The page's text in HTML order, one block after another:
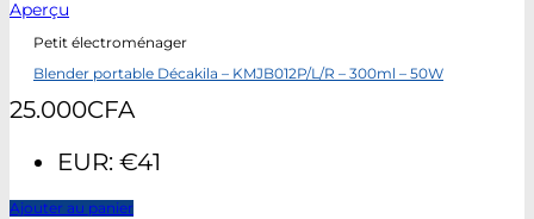
Aperçu
Petit électroménager
Blender portable Décakila – KMJB012P/L/R – 300ml – 50W
25.000CFA
EUR: €41
Ajouter au panier